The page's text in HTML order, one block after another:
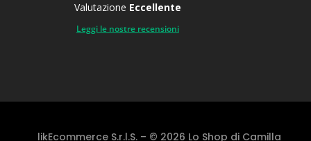
Valutazione Eccellente
Leggi le nostre recensioni
likEcommerce S.r.l.S. – © 2026 Lo Shop di Camilla